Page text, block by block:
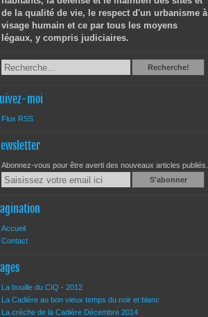
de la qualité de vie, le respect d'un urbanisme à
visage humain et ce par tous les moyens
légaux, y compris judiciaires.
RechercheRecherche!
moi
Flux RSS
Abonnez-vous pour être averti des nouveaux articles publiés.
Email
Accueil
Contact
La bouille du CIQ - 2012
La Cadière au bon vieux temps du noir et blanc
La crèche de la Cadière Décembre 2014